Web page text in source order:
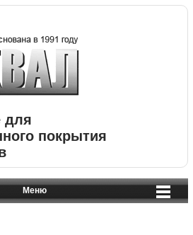
для
покрытия
Меню